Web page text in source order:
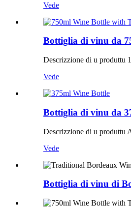
Vede
Bottiglia di vinu da
Descrizzione di u produttu
Vede
Bottiglia di vinu da
Descrizzione di u produttu
Vede
Bottiglia di vinu di